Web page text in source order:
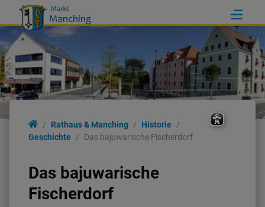
Rathaus & Manching
Historie
Geschichte
Das bajuwarische Fischerdorf
Das bajuwarische
Fischerdorf